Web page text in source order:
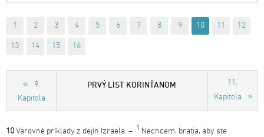
1 2 3 4 5 6 7 8 9 10 11 12
13 14 15 16
9.
Kapitola
PRVÝ LIST KORINŤANOM
11.
Kapitola
10Varovné príklady z dejín Izraela. – 1 Nechcem, bratia, aby ste